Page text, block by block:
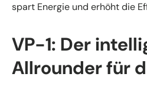
spart Energie und erhöht die
VP-1: Der
Allrounder für